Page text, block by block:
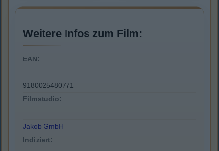
Weitere Infos zum Film:
EAN:
9180025480771
Filmstudio:
Jakob GmbH
Indiziert: